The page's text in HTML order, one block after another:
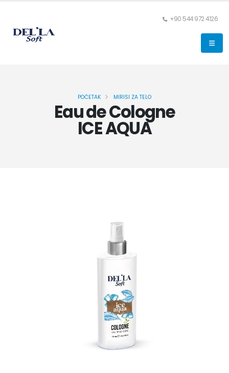
+90 544 972 4126
Eau de Cologne
ICE AQUA
POČETAK MIRISI ZA TELO